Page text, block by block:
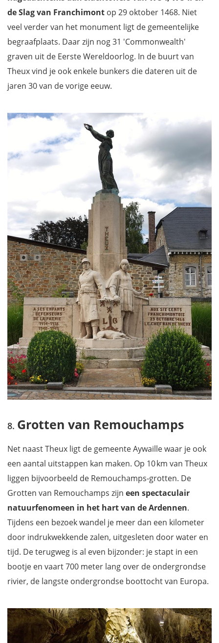
de Slag van Franchimont op 29 oktober 1468. Niet
veel verder van het monument ligt de gemeentelijke
begraafplaats. Daar zijn nog 31 'Commonwealth'
graven uit de Eerste Wereldoorlog. In de buurt van
Theux vind je ook enkele bunkers die dateren uit de
jaren 30 van de vorige eeuw.
Grotten van Remouchamps
Net naast Theux ligt de gemeente Aywaille waar je ook
een aantal uitstappen kan maken. Op 10 km van Theux
liggen bijvoorbeeld de Remouchamps-grotten. De
Grotten van Remouchamps zijn een spectaculair
natuurfenomeen in het hart van de Ardennen.
Tijdens een bezoek wandel je meer dan een kilometer
door indrukwekkende zalen, uitgesleten door water en
tijd. De terugweg is al even bijzonder: je stapt in een
bootje en vaart 700 meter lang over de ondergrondse
rivier, de langste ondergrondse boottocht van Europa.